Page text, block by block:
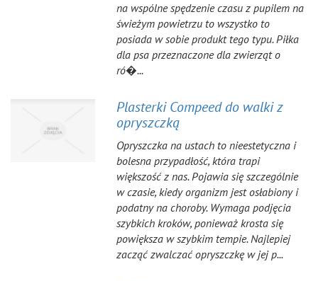
na wspólne spędzenie czasu z pupilem na
świeżym powietrzu to wszystko to
posiada w sobie produkt tego typu. Piłka
dla psa przeznaczone dla zwierząt o
ró�...
Plasterki Compeed do walki z
opryszczką
Opryszczka na ustach to nieestetyczna i
bolesna przypadłość, która trapi
większość z nas. Pojawia się szczególnie
w czasie, kiedy organizm jest osłabiony i
podatny na choroby. Wymaga podjęcia
szybkich kroków, ponieważ krosta się
powiększa w szybkim tempie. Najlepiej
zacząć zwalczać opryszczkę w jej p...